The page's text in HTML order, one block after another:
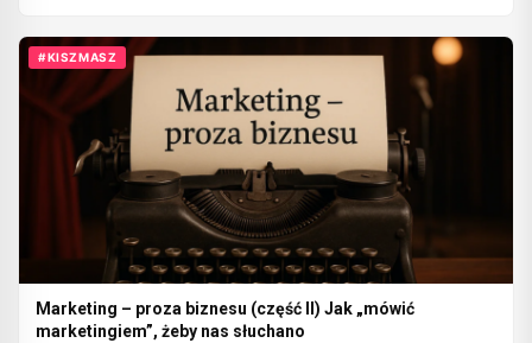
#KISZMASZ
Marketing – proza biznesu (część II) Jak „mówić
marketingiem”, żeby nas słuchano